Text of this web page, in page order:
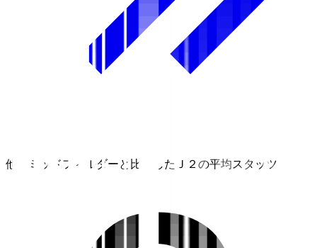
他のミッドフィルダーと比較したＪ２の平均スタッツ